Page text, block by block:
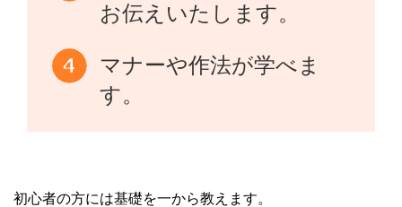
お伝えいたします。
マナーや作法が学べま
す。
初心者の方には基礎を一から教えます。